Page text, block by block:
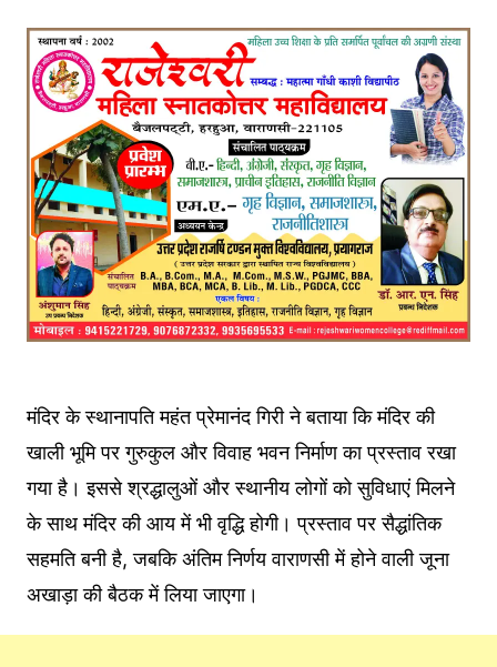
मंदिर के स्थानापति महंत प्रेमानंद गिरी ने बताया कि मंदिर की
खाली भूमि पर गुरुकुल और विवाह भवन निर्माण का प्रस्ताव रखा
गया है। इससे श्रद्धालुओं और स्थानीय लोगों को सुविधाएं मिलने
के साथ मंदिर की आय में भी वृद्धि होगी। प्रस्ताव पर सैद्धांतिक
सहमति बनी है, जबकि अंतिम निर्णय वाराणसी में होने वाली जूना
अखाड़ा की बैठक में लिया जाएगा।